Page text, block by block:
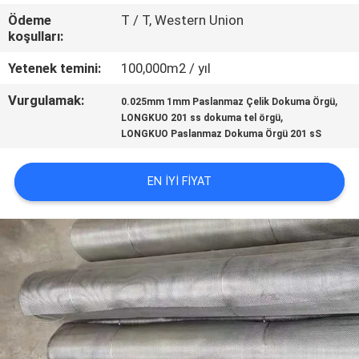
ULAŞIN
TEKLIF
ISTEĞI
SITE
HARITASI
PRIVACY
POLICY
Ödeme
koşulları:
T / T, Western Union
Yetenek temini:
100,000m2 / yıl
Vurgulamak:
0.025mm 1mm Paslanmaz Çelik Dokuma Örgü,
LONGKUO 201 ss dokuma tel örgü,
LONGKUO Paslanmaz Dokuma Örgü 201 sS
EN IYI FIYAT